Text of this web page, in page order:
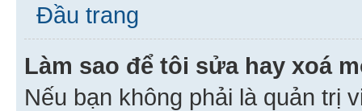
Đầu trang
Làm sao để tôi sửa hay xoá
Nếu bạn không phải là quản trị